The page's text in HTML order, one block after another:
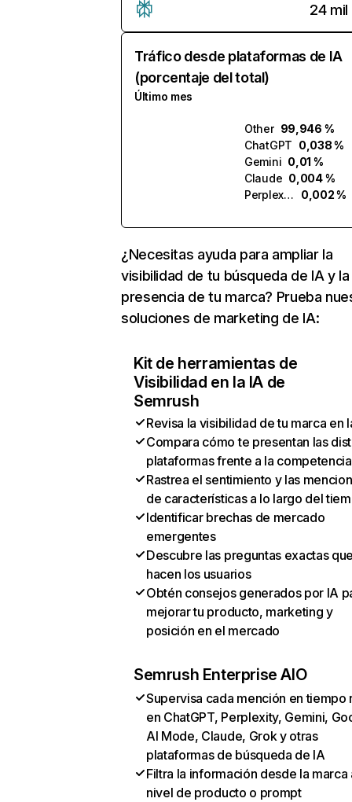
24 mil
Tráfico desde plataformas de IA
(porcentaje del total)
Último mes
Other 99,946 %
ChatGPT 0,038 %
Gemini 0,01 %
Claude 0,004 %
Perplexity
0,002 %
¿Necesitas ayuda para ampliar la
visibilidad de tu búsqueda de IA y la
presencia de tu marca? Prueba
soluciones de marketing de IA:
Kit de herramientas de
Visibilidad en la IA de
Semrush
Revisa la visibilidad de tu marca en
Compara cómo te presentan las
plataformas frente a la competencia
Rastrea el sentimiento y las
de características a lo largo del
Identificar brechas de mercado
emergentes
Descubre las preguntas exactas
hacen los usuarios
Obtén consejos generados por IA
mejorar tu producto, marketing y
posición en el mercado
Semrush Enterprise AIO
Supervisa cada mención en tiempo
en ChatGPT, Perplexity, Gemini,
AI Mode, Claude, Grok y otras
plataformas de búsqueda de IA
Filtra la información desde la marca
nivel de producto o prompt